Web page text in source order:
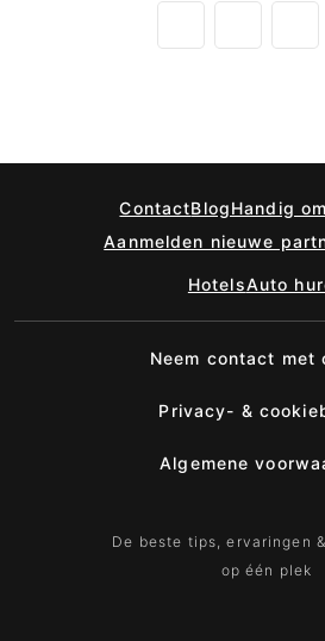
ContactBlogHandig
Aanmelden nieuwe
HotelsAuto
Neem contact met
Privacy- &
Algemene
De beste tips, ervaringen
op één plek